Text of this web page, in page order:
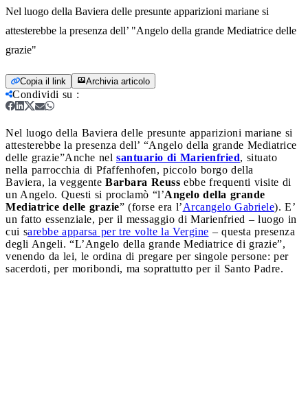
Nel luogo della Baviera delle presunte apparizioni mariane si
attesterebbe la presenza dell’ "Angelo della grande Mediatrice delle
grazie"
Copia il link Archivia articolo
Condividi su :
Nel luogo della Baviera delle presunte apparizioni mariane si
attesterebbe la presenza dell’ “Angelo della grande Mediatrice
delle grazie”Anche nel santuario di Marienfried, situato
nella parrocchia di Pfaffenhofen, piccolo borgo della
Baviera, la veggente Barbara Reuss ebbe frequenti visite di
un Angelo. Questi si proclamò “l’Angelo della grande
Mediatrice delle grazie” (forse era l’Arcangelo Gabriele). E’
un fatto essenziale, per il messaggio di Marienfried – luogo in
cui sarebbe apparsa per tre volte la Vergine – questa presenza
degli Angeli. “L’Angelo della grande Mediatrice di grazie”,
venendo da lei, le ordina di pregare per singole persone: per
sacerdoti, per moribondi, ma soprattutto per il Santo Padre.